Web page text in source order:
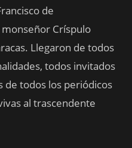
de
Críspulo
Llegaron de todos
todos invitados
de todos los periódicos
al trascendente